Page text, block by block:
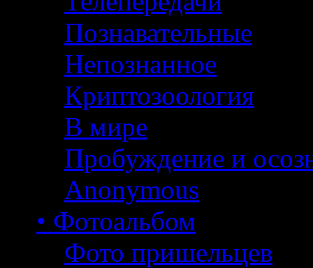
Познавательные
Непознанное
Криптозоология
В мире
Пробуждение и
Anonymous
• Фотоальбом
Фото пришельцев